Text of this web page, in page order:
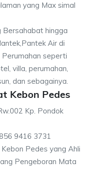
yang Max simal
Bersahabat hingga
Air di
seperti
villa, perumahan,
dan sebagainya.
Kebon Pedes
Kp. Pondok
9416 3731
Pedes yang Ahli
Pengeboran Mata